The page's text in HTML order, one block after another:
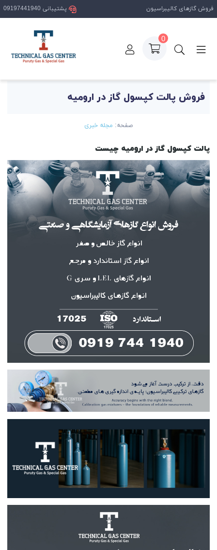
فروش پالت کپسول گاز در ارومیه
صفحه: مجله خبری
پالت کپسول گاز در ارومیه چیست
فروش گازهای کالیبراسیون پشتیبانی 09197441940
0